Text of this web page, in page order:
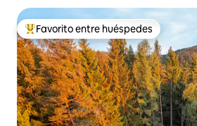
Favorito entre huéspedes preferido
Favorito entre huéspedes